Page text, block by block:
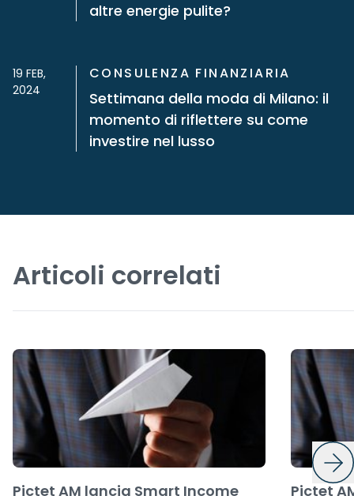
altre energie pulite?
19 FEB,
2024
CONSULENZA FINANZIARIA
Settimana della moda di Milano: il
momento di riflettere su come
investire nel lusso
Articoli correlati
Pictet AM lancia Smart Income
Pictet